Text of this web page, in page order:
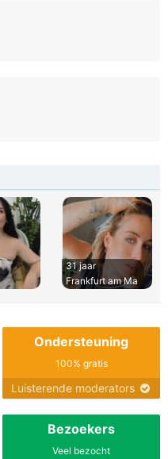
31 jaar
Frankfurt am Ma
Ondersteuning
100% gratis
Luisterende moderators
Bezoekers
Veel bezocht